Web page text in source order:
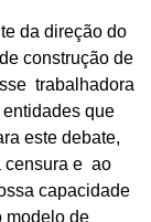
da direção do
construção de
trabalhadora
que
este debate,
censura e ao
capacidade
modelo de